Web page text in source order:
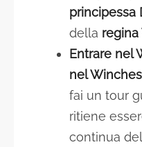
principessa
della regina
Entrare nel
nel
fai un tour
ritiene
continua